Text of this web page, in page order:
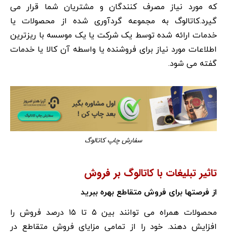
که مورد نیاز مصرف کنندگان و مشتریان شما قرار می
گیرد.کاتالوگ به مجموعه گردآوری شده از محصولات یا
خدمات ارائه شده توسط یک شرکت یا یک موسسه با ریزترین
اطلاعات مورد نیاز برای فروشنده یا واسطه آن کالا یا خدمات
گفته می شود.
سفارش چاپ کاتالوگ
تاثیر تبلیغات با کاتالوگ بر فروش
از فرصتها برای فروش متقاطع بهره ببرید
محصولات همراه می توانند بین ۵ تا ۱۵ درصد فروش را
افزایش دهند. خود را از تمامی مزایای فروش متقاطع در